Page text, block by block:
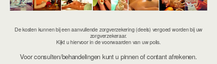
De kosten kunnen bij een aanvullende zorgverzekering (deels) vergoed worden bij uw
zorgverzekeraar.
Kijkt u hiervoor in de voorwaarden van uw polis.
Voor consulten/behandelingen kunt u pinnen of contant afrekenen.